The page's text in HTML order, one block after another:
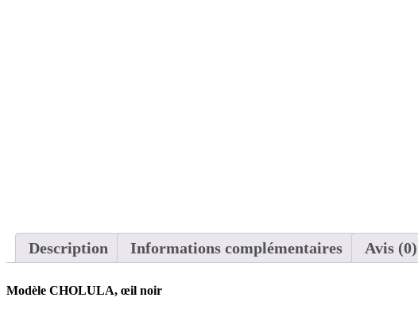
Description Informations complémentaires Avis (0)
Modèle CHOLULA, œil noir